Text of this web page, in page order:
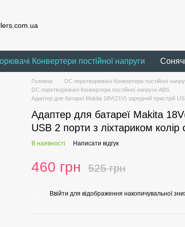
Конвертери постійної напруги
Головна
DC перетворювачі Конвертери постійної
DC перетворювачі Конвертери постійної напруги ABS
Адаптер для батареї Makita 18V(21V) зарядний пристрій
Адаптер для батареї Makita
USB 2 порти з ліхтариком колір
В наявності Написати відгук
460 грн 525 грн
Ввійти для відображення накопичувальної